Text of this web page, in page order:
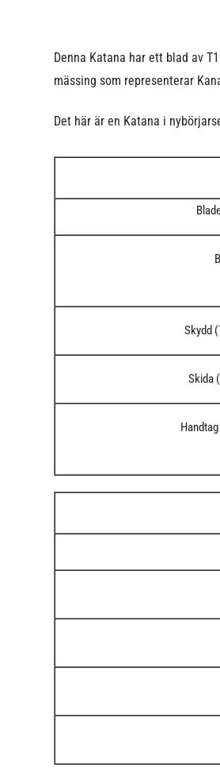
Denna Katana har ett blad av
mässing som representerar
Det här är en Katana i
Skydd
Skida